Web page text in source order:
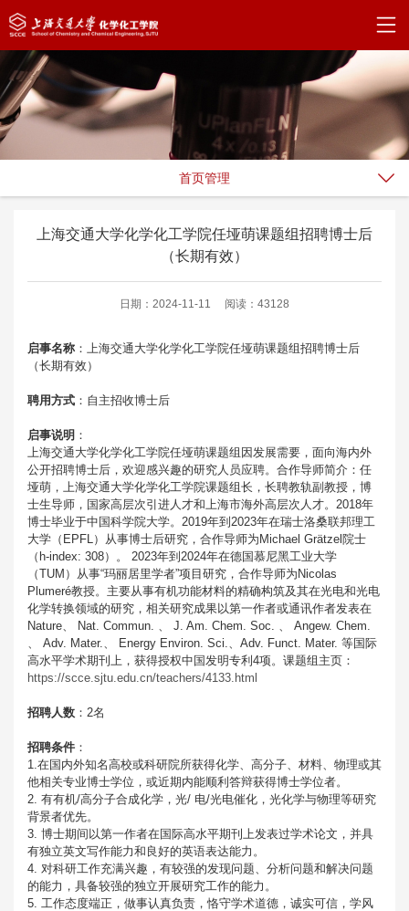
首页管理
上海交通大学化学化工学院任垭萌课题组招聘博士后
（长期有效）
日期：2024-11-11 阅读：43128
启事名称 ：上海交通大学化学化工学院任垭萌课题组招聘博士后
（长期有效）
聘用方式 ：自主招收博士后
启事说明 ：
上海交通大学化学化工学院任垭萌课题组因发展需要，面向海内外
公开招聘博士后，欢迎感兴趣的研究人员应聘。合作导师简介：任
垭萌，上海交通大学化学化工学院课题组长，长聘教轨副教授，博
士生导师，国家高层次引进人才和上海市海外高层次人才。2018年
博士毕业于中国科学院大学。2019年到2023年在瑞士洛桑联邦理工
大学（EPFL）从事博士后研究，合作导师为Michael Grätzel院士
（h-index: 308）。 2023年到2024年在德国慕尼黑工业大学
（TUM）从事“玛丽居里学者”项目研究，合作导师为Nicolas
Plumeré教授。主要从事有机功能材料的精确构筑及其在光电和光电
化学转换领域的研究，相关研究成果以第一作者或通讯作者发表在
Nature、 Nat. Commun. 、 J. Am. Chem. Soc. 、 Angew. Chem.
、 Adv. Mater.、 Energy Environ. Sci.、Adv. Funct. Mater. 等国际
高水平学术期刊上，获得授权中国发明专利4项。课题组主页：
https://scce.sjtu.edu.cn/teachers/4133.html
招聘人数 ：2名
招聘条件 ：
1.在国内外知名高校或科研院所获得化学、高分子、材料、物理或其
他相关专业博士学位，或近期内能顺利答辩获得博士学位者。
2. 有有机/高分子合成化学，光/ 电/光电催化，光化学与物理等研究
背景者优先。
3. 博士期间以第一作者在国际高水平期刊上发表过学术论文，并具
有独立英文写作能力和良好的英语表达能力。
4. 对科研工作充满兴趣，有较强的发现问题、分析问题和解决问题
的能力，具备较强的独立开展研究工作的能力。
5. 工作态度端正，做事认真负责，恪守学术道德，诚实可信，学风